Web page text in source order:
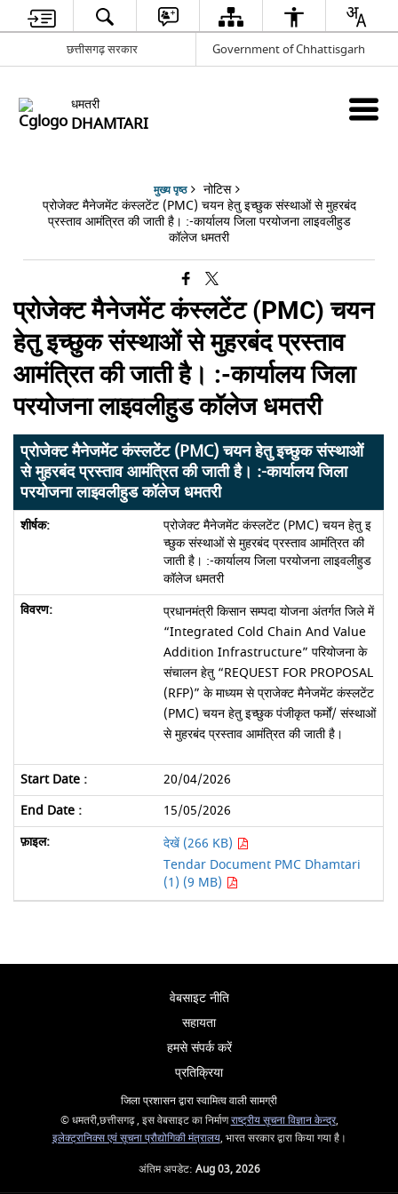
छत्तीसगढ़ सरकार Government of Chhattisgarh
धमतरी
DHAMTARI
मुख्य पृष्ठ
नोटिस
प्रोजेक्ट मैनेजमेंट कंस्लटेंट (PMC) चयन हेतु इच्छुक संस्थाओं से मुहरबंद
प्रस्ताव आमंत्रित की जाती है। :-कार्यालय जिला परयोजना लाइवलीहुड
कॉलेज धमतरी
प्रोजेक्ट मैनेजमेंट कंस्लटेंट (PMC) चयन
हेतु इच्छुक संस्थाओं से मुहरबंद प्रस्ताव
आमंत्रित की जाती है। :-कार्यालय जिला
परयोजना लाइवलीहुड कॉलेज धमतरी
प्रोजेक्ट मैनेजमेंट कंस्लटेंट (PMC) चयन हेतु इच्छुक संस्थाओं
से मुहरबंद प्रस्ताव आमंत्रित की जाती है। :-कार्यालय जिला
परयोजना लाइवलीहुड कॉलेज धमतरी
प्रोजेक्ट मैनेजमेंट कंस्लटेंट (PMC) चयन हेतु इ
च्छुक संस्थाओं से मुहरबंद प्रस्ताव आमंत्रित की
जाती है। :-कार्यालय जिला परयोजना लाइवलीहुड
कॉलेज धमतरी
प्रधानमंत्री किसान सम्पदा योजना अंतर्गत जिले में
“Integrated Cold Chain And Value
Addition Infrastructure” परियोजना के
संचालन हेतु “REQUEST FOR PROPOSAL
(RFP)” के माध्यम से प्राजेक्ट मैनेजमेंट कंस्लटेंट
(PMC) चयन हेतु इच्छुक पंजीकृत फर्मों/ संस्थाओं
से मुहरबंद प्रस्ताव आमंत्रित की जाती है।
20/04/2026
15/05/2026
देखें (266 KB)
Tendar Document PMC Dhamtari
(1) (9 MB)
वेबसाइट नीति
सहायता
हमसे संपर्क करें
प्रतिक्रिया
जिला प्रशासन द्वारा स्वामित्व वाली सामग्री
© धमतरी,छत्तीसगढ़ , इस वेबसाइट का निर्माणराष्ट्रीय सूचना विज्ञान केन्द्र,
इलेक्ट्रानिक्स एवं सूचना प्रौद्योगिकी मंत्रालय, भारत सरकार द्वारा किया गया है।
अंतिम अपडेट: Aug 03, 2026